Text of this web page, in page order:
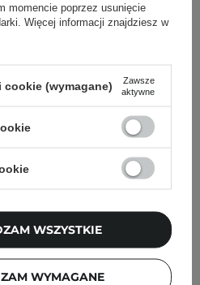
Cosibella
- prosto na maila!
otrzymywanie
SIĘ
momencie poprzez usunięcie
Więcej informacji znajdziesz w
(wymagane)
Zawsze
aktywne
WYMAGANE
WSZYSTKIE